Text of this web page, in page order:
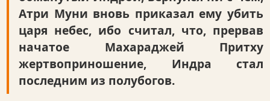
Атри Муни вновь приказал ему убить
царя небес, ибо считал, что, прервав
начатое Махараджей Притху
жертвоприношение, Индра стал
последним из полубогов.